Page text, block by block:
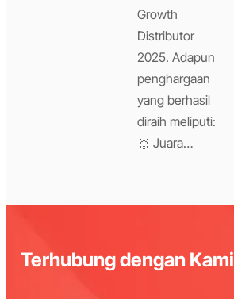
Growth
Distributor
2025. Adapun
penghargaan
yang berhasil
diraih meliputi:
🥇 Juara…
Terhubung dengan Kami